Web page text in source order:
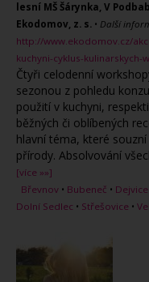
lesní MŠ Šárynka, V
Ekodomov, z. s. • Další
http://www.ekodomov.cz/
kuchyni-cyklus-kulinarskych-
Čtyři celodenní
sezonou z pohledu
použití v kuchyni,
běžných či oblíbených
hlavní téma, které
přírody. Absolvování
[více »»]
Břevnov • Bubeneč • Dejvice
Dolní Sedlec • Střešovice •